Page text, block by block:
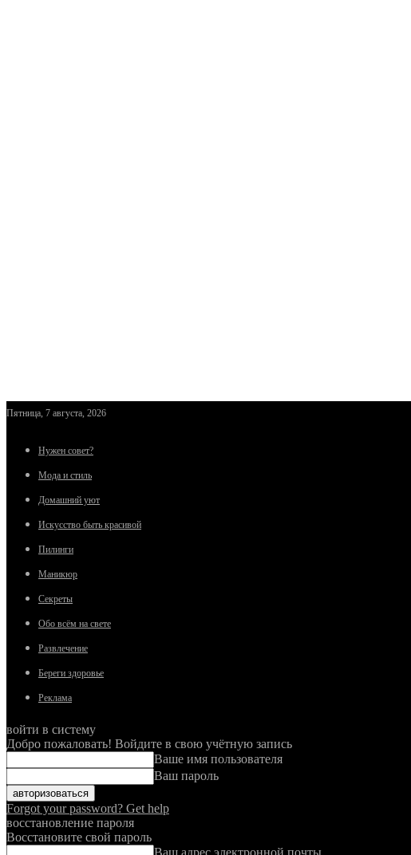
Пятница, 7 августа, 2026
Нужен совет?
Мода и стиль
Домашний уют
Искусство быть красивой
Пилинги
Маникюр
Секреты
Обо всём на свете
Развлечение
Береги здоровье
Реклама
войти в систему
Добро пожаловать! Войдите в свою учётную запись
Ваше имя пользователя
Ваш пароль
Forgot your password? Get help
восстановление пароля
Восстановите свой пароль
Ваш адрес электронной почты